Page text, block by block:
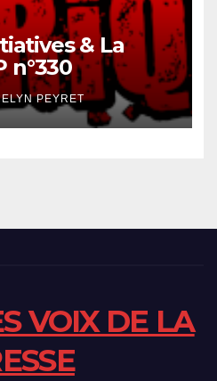
& La
n°330
PEYRET
VOIX DE LA